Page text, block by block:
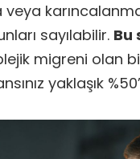
sayılabilir. Bu
migreni olan
yaklaşık